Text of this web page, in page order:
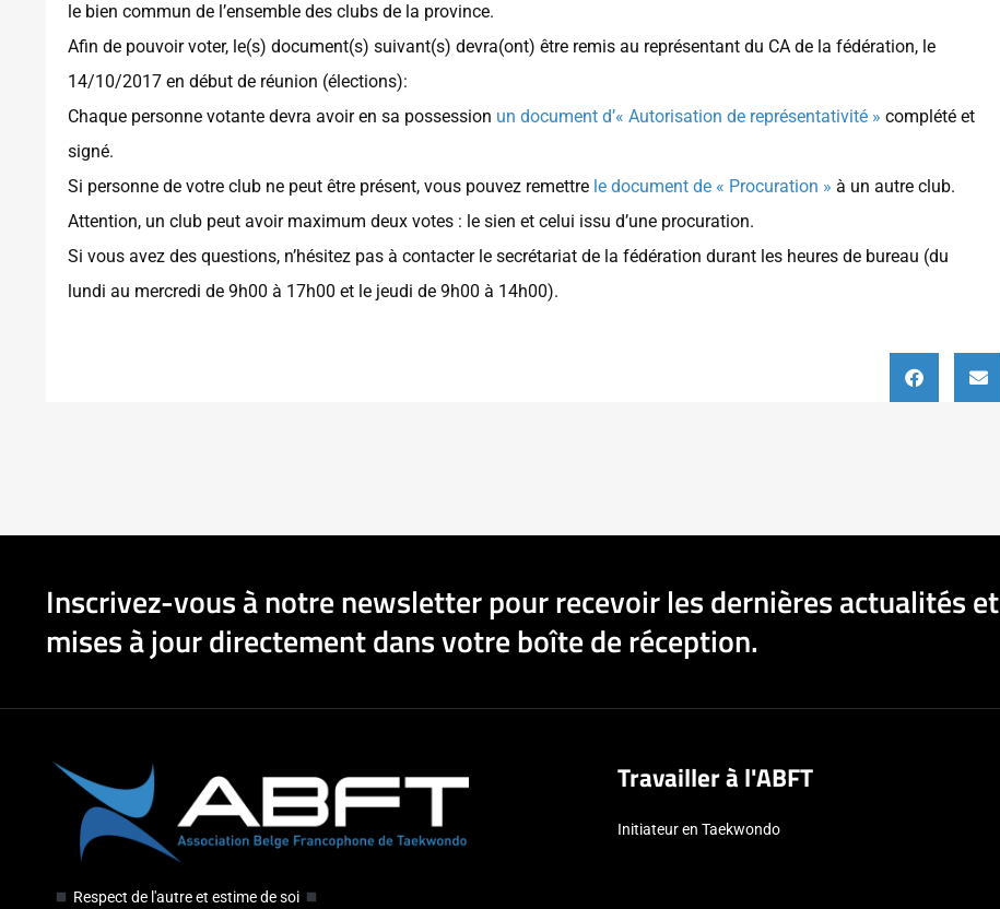
le bien commun de l’ensemble des clubs de la province.
Afin de pouvoir voter, le(s) document(s) suivant(s) devra(ont) être remis au représentant du CA de la fédération, le
14/10/2017 en début de réunion (élections):
Chaque personne votante devra avoir en sa possession un document d’« Autorisation de représentativité » complété et
signé.
Si personne de votre club ne peut être présent, vous pouvez remettre le document de « Procuration » à un autre club.
Attention, un club peut avoir maximum deux votes : le sien et celui issu d’une procuration.
Si vous avez des questions, n’hésitez pas à contacter le secrétariat de la fédération durant les heures de bureau (du
lundi au mercredi de 9h00 à 17h00 et le jeudi de 9h00 à 14h00).
Inscrivez-vous à notre newsletter pour recevoir les dernières actualités et
mises à jour directement dans votre boîte de réception.
Respect de l'autre et estime de soi
Travailler à l'ABFT
Initiateur en Taekwondo